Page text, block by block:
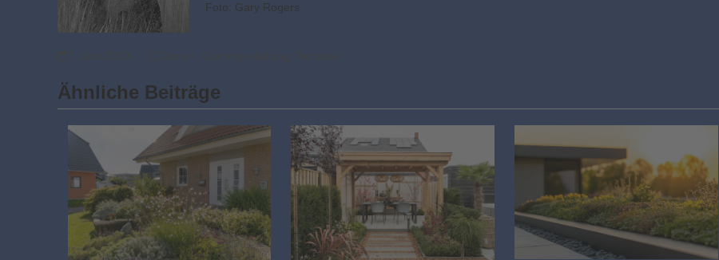
Foto: Gary Rogers
Ähnliche Beiträge